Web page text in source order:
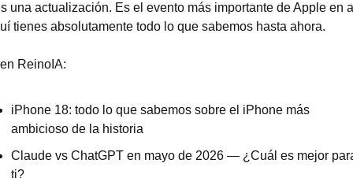
una actualización. Es el evento más importante de Apple en
tienes absolutamente todo lo que sabemos hasta ahora.
ReinoIA:
iPhone 18: todo lo que sabemos sobre el iPhone más
ambicioso de la historia
​Claude vs ChatGPT en mayo de 2026 — ¿Cuál es mejor
ti?